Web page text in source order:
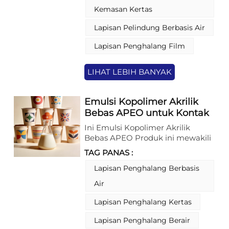
untuk perawatan permukaan
lapisan pelindung yang seragam
pada substrat kertas untuk
meningkatkan kedap air dan
mendukung produksi yang efisien
dan aplikasi yang aman pada
dengan makanan.
Kemasan Kertas
Lapisan Pelindung Berbasis Air
Lapisan Penghalang Film
LIHAT LEBIH BANYAK
Emulsi Kopolimer Akrilik
Bebas APEO untuk Kontak
Makanan, Digunakan
sebagai Lapisan
Penghalang untuk Gelas
Kertas Sekali Pakai
Ini Emulsi Kopolimer Akrilik
Bebas APEO Produk ini mewakili
kemajuan teknologi kunci untuk
lapisan penghalang pada gelas
kertas sekali pakai, memenuhi
tuntutan ketat keamanan kontak
makanan dan pencetakan
berkinerja tinggi. Diformulasikan
secara khusus sebagai pengikat
serbaguna, Emulsi Kopolimer
TAG PANAS :
Lapisan Penghalang Berbasis
Air
Lapisan Penghalang Kertas
Lapisan Penghalang Berair